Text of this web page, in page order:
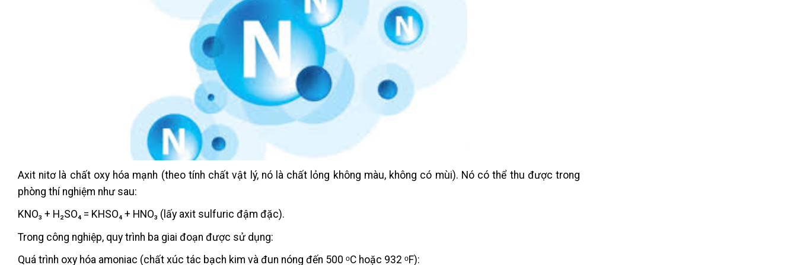
Axit nitơ là chất oxy hóa mạnh (theo tính chất vật lý, nó là chất lỏng không màu, không có mùi). Nó có thể thu được trong
phòng thí nghiệm như sau:
KNO₃ + H₂SO₄ = KHSO₄ + HNO₃ (lấy axit sulfuric đậm đặc).
Trong công nghiệp, quy trình ba giai đoạn được sử dụng:
Quá trình oxy hóa amoniac (chất xúc tác bạch kim và đun nóng đến 500 ᵒC hoặc 932 ᵒF):